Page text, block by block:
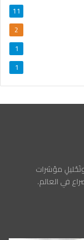
11
2
1
1
مؤشرات
في العالم.